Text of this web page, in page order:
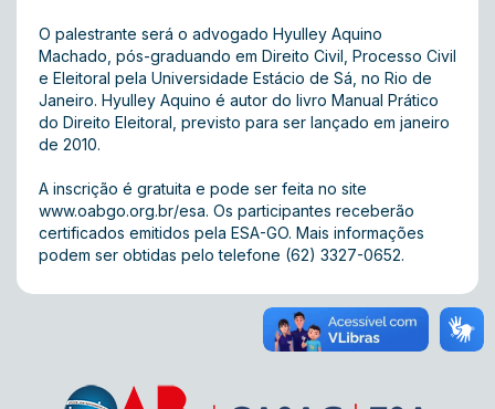
O palestrante será o advogado Hyulley Aquino
Machado, pós-graduando em Direito Civil, Processo Civil
e Eleitoral pela Universidade Estácio de Sá, no Rio de
Janeiro. Hyulley Aquino é autor do livro Manual Prático
do Direito Eleitoral, previsto para ser lançado em janeiro
de 2010.
A inscrição é gratuita e pode ser feita no site
www.oabgo.org.br/esa. Os participantes receberão
certificados emitidos pela ESA-GO. Mais informações
podem ser obtidas pelo telefone (62) 3327-0652.